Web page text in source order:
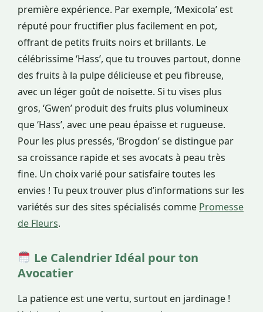
première expérience. Par exemple, ‘Mexicola’ est
réputé pour fructifier plus facilement en pot,
offrant de petits fruits noirs et brillants. Le
célébrissime ‘Hass’, que tu trouves partout, donne
des fruits à la pulpe délicieuse et peu fibreuse,
avec un léger goût de noisette. Si tu vises plus
gros, ‘Gwen’ produit des fruits plus volumineux
que ‘Hass’, avec une peau épaisse et rugueuse.
Pour les plus pressés, ‘Brogdon’ se distingue par
sa croissance rapide et ses avocats à peau très
fine. Un choix varié pour satisfaire toutes les
envies ! Tu peux trouver plus d’informations sur les
variétés sur des sites spécialisés comme Promesse
de Fleurs.
Le Calendrier Idéal pour ton
Avocatier
La patience est une vertu, surtout en jardinage !